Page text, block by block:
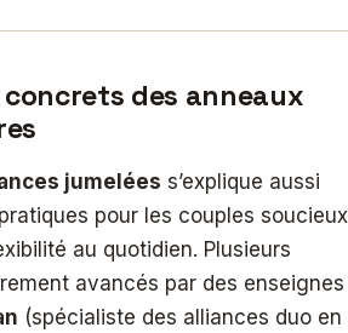
des anneaux
jumelées s’explique aussi
pour les couples soucieux
au quotidien. Plusieurs
avancés par des enseignes
(spécialiste des alliances duo en